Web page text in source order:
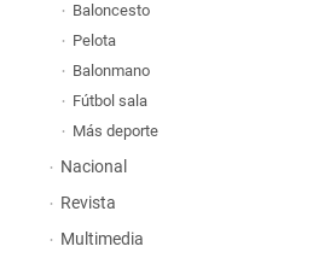
Baloncesto
Pelota
Balonmano
Fútbol sala
Más deporte
Nacional
Revista
Multimedia